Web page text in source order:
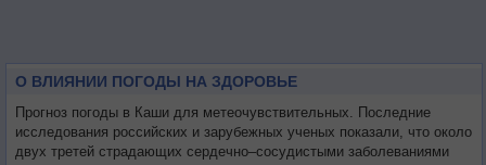
О ВЛИЯНИИ ПОГОДЫ НА ЗДОРОВЬЕ
Прогноз погоды в Каши для метеочувствительных. Последние
исследования российских и зарубежных ученых показали, что около
двух третей страдающих сердечно–сосудистыми заболеваниями